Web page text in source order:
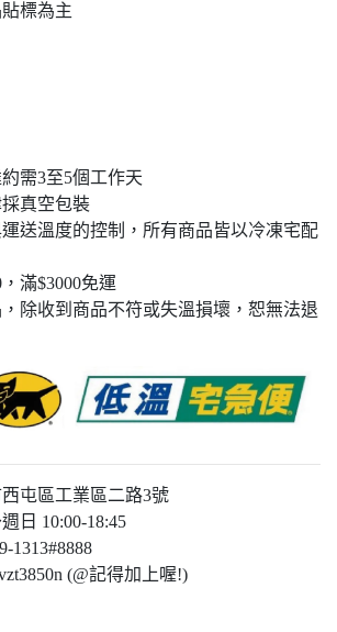
標為主
需3至5個工作天
真空包裝
送溫度的控制，所有商品皆以冷凍宅配
滿$3000免運
除收到商品不符或失溫損壞，恕無法退
屯區工業區二路3號
日 10:00-18:45
1313#8888
(@記得加上喔!)